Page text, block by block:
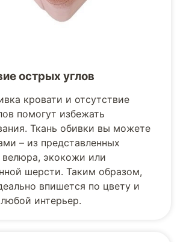
острых углов
кровати и отсутствие
помогут избежать
Ткань обивки вы можете
– из представленных
велюра, экокожи или
шерсти. Таким образом,
впишется по цвету и
интерьер.